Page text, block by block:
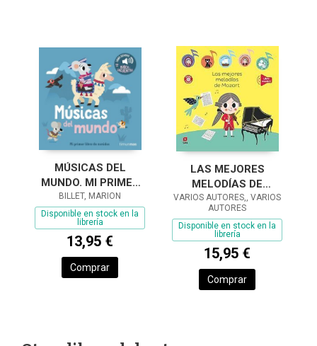
MÚSICAS DEL
MUNDO. MI PRIMER
LIBRO DE SONIDOS
BILLET, MARION
Disponible en stock en la
librería
13,95 €
Comprar
LAS MEJORES
MELODÍAS DE
MOZART
VARIOS AUTORES,, VARIOS
AUTORES
Disponible en stock en la
librería
15,95 €
Comprar